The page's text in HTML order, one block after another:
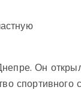
Он
спортивного